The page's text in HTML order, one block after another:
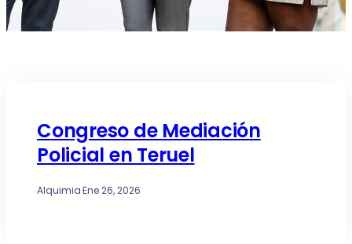
Congreso de Mediación
Policial en Teruel
Alquimia·Ene 26, 2026